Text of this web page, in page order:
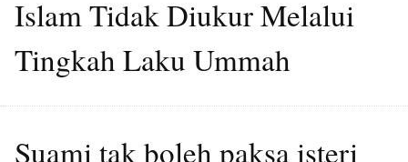
Islam Tidak Diukur Melalui
Tingkah Laku Ummah
Suami tak boleh paksa isteri